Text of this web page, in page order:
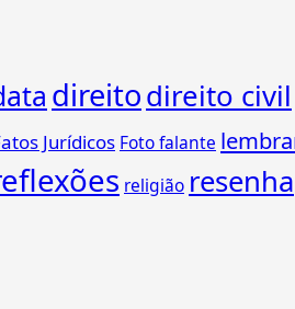
direitodireito civil
Jurídicos Foto falante
religião resenha